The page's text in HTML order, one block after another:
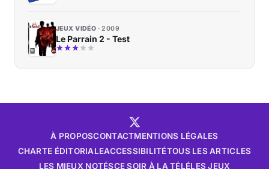
JEUX VIDÉO 2009
Le Parrain 2 - Test
À PROPOSCONTACTMENTIONS LÉGALES
CHARTE ÉDITORIALEACCESSIBILITÉTOUS LES ARTICLES
LES MIEUX NOTÉSCE SOIR À LA TÉLÉLES JEUX